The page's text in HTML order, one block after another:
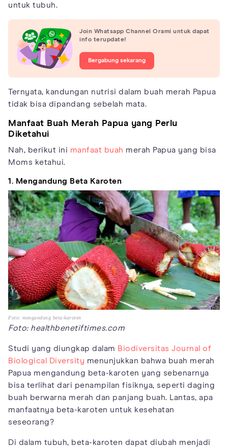
untuk tubuh.
Join Whatsapp Channel Orami untuk dapat
info terupdate!
Bergabung sekarang
Ternyata, kandungan nutrisi dalam buah merah Papua
tidak bisa dipandang sebelah mata.
Manfaat Buah Merah Papua yang Perlu
Diketahui
Nah, berikut ini manfaat buah merah Papua yang bisa
Moms ketahui.
1. Mengandung Beta Karoten
Foto: mengandung beta-karoten
Foto: healthbenetiftimes.com
Studi yang diungkap dalam Biodiversitas Journal of
Biological Diversity menunjukkan bahwa buah merah
Papua mengandung beta-karoten yang sebenarnya
bisa terlihat dari penampilan fisiknya, seperti daging
buah berwarna merah dan panjang buah. Lantas, apa
manfaatnya beta-karoten untuk kesehatan
seseorang?
Di dalam tubuh, beta-karoten dapat diubah menjadi